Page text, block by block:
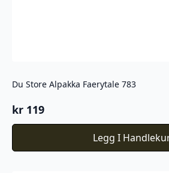
Du Store Alpakka Faerytale 783
kr 119
Legg I